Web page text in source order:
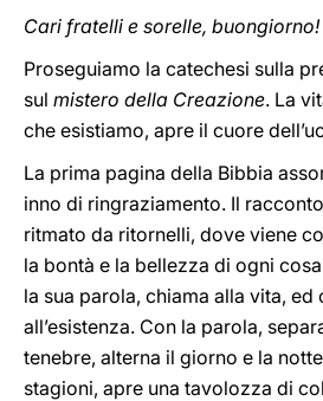
Cari fratelli e sorelle, buongiorno!
Proseguiamo la catechesi sulla
sul mistero della Creazione. La
che esistiamo, apre il cuore
La prima pagina della Bibbia
inno di ringraziamento. Il
ritmato da ritornelli, dove viene
la bontà e la bellezza di ogni
la sua parola, chiama alla vita,
all’esistenza. Con la parola,
tenebre, alterna il giorno e la
stagioni, apre una tavolozza di